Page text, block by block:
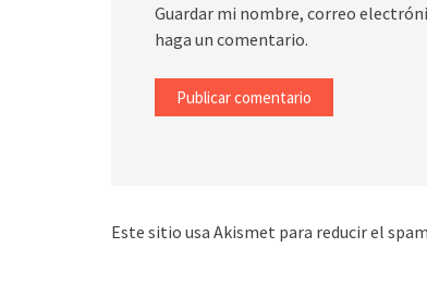
Guardar mi nombre, correo
haga un comentario.
Este sitio usa Akismet para reducir el